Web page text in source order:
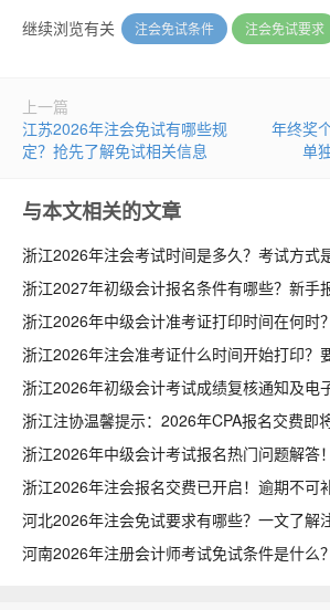
继续浏览有关 注会免试条件 注会免试要求
上一篇
江苏2026年注会免试有哪些规
定？抢先了解免试相关信息
年终奖
单
与本文相关的文章
浙江2026年注会考试时间是多久？考试方式
浙江2027年初级会计报名条件有哪些？新手
浙江2026年中级会计准考证打印时间在何时
浙江2026年注会准考证什么时间开始打印？
浙江注协温馨提示：2026年CPA报名交费即
浙江2026年注会报名交费已开启！逾期不可
河北2026年注会免试要求有哪些？一文了解
河南2026年注册会计师考试免试条件是什么